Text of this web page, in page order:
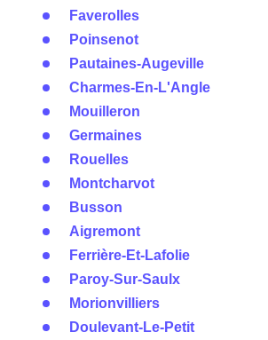
Faverolles
Poinsenot
Pautaines-Augeville
Charmes-En-L'Angle
Mouilleron
Germaines
Rouelles
Montcharvot
Busson
Aigremont
Ferrière-Et-Lafolie
Paroy-Sur-Saulx
Morionvilliers
Doulevant-Le-Petit